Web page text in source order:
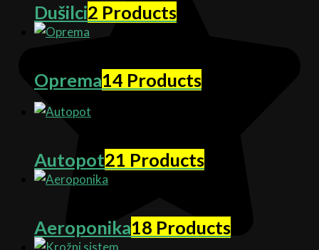
Dušilci2 Products
Oprema14 Products
Autopot21 Products
Aeroponika18 Products